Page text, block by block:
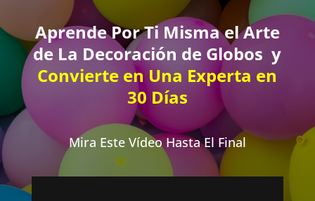
Aprende Por Ti Misma el Arte
de La Decoración de Globos y
Convierte en Una Experta en
30 Días
Mira Este Vídeo Hasta El Final